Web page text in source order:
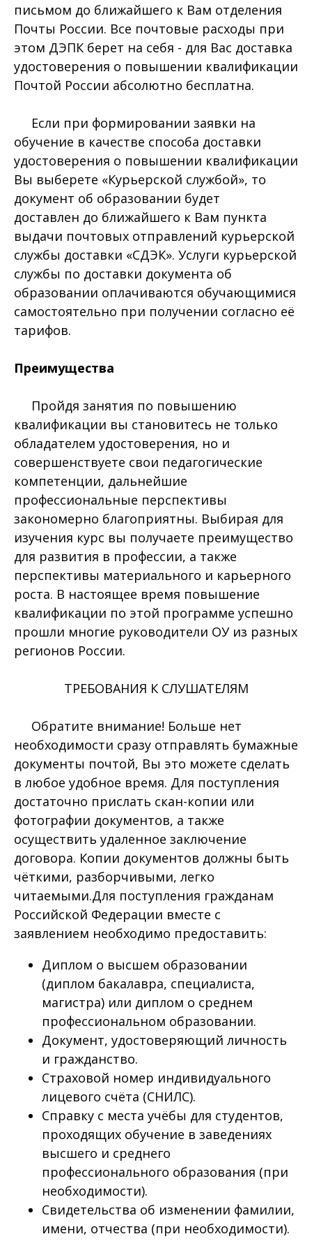
письмом до ближайшего к Вам отделения
Почты России. Все почтовые расходы при
этом ДЭПК берет на себя - для Вас доставка
удостоверения о повышении квалификации
Почтой России абсолютно бесплатна.
Если при формировании заявки на
обучение в качестве способа доставки
удостоверения о повышении квалификации
Вы выберете «Курьерской службой», то
документ об образовании будет
доставлен до ближайшего к Вам пункта
выдачи почтовых отправлений курьерской
службы доставки «СДЭК». Услуги курьерской
службы по доставки документа об
образовании оплачиваются обучающимися
самостоятельно при получении согласно её
тарифов.
Преимущества
Пройдя занятия по повышению
квалификации вы становитесь не только
обладателем удостоверения, но и
совершенствуете свои педагогические
компетенции, дальнейшие
профессиональные перспективы
закономерно благоприятны. Выбирая для
изучения курс вы получаете преимущество
для развития в профессии, а также
перспективы материального и карьерного
роста. В настоящее время повышение
квалификации по этой программе успешно
прошли многие руководители ОУ из разных
регионов России.
ТРЕБОВАНИЯ К СЛУШАТЕЛЯМ
Обратите внимание! Больше нет
необходимости сразу отправлять бумажные
документы почтой, Вы это можете сделать
в любое удобное время. Для поступления
достаточно прислать скан-копии или
фотографии документов, а также
осуществить удаленное заключение
договора. Копии документов должны быть
чёткими, разборчивыми, легко
читаемыми.Для поступления гражданам
Российской Федерации вместе с
заявлением необходимо предоставить:
Диплом о высшем образовании
(диплом бакалавра, специалиста,
магистра) или диплом о среднем
профессиональном образовании.
Документ, удостоверяющий личность
и гражданство.
Страховой номер индивидуального
лицевого счёта (СНИЛС).
Справку с места учёбы для студентов,
проходящих обучение в заведениях
высшего и среднего
профессионального образования (при
необходимости).
Свидетельства об изменении фамилии,
имени, отчества (при необходимости).